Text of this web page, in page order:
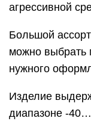
агрессивной
Большой
можно выбрать
нужного
Изделие
диапазоне -